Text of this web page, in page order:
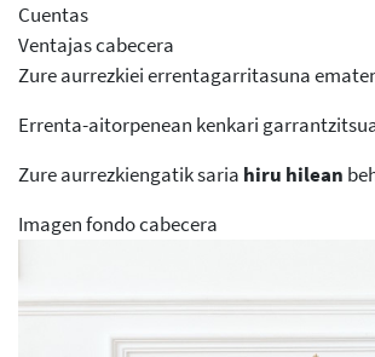
Cuentas
Ventajas cabecera
Zure aurrezkiei errentagarritasuna
Errenta-aitorpenean kenkari
Zure aurrezkiengatik saria hiru hilean
Imagen fondo cabecera